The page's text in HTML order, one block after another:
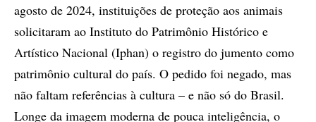
agosto de 2024, instituições de proteção aos animais
solicitaram ao Instituto do Patrimônio Histórico e
Artístico Nacional (Iphan) o registro do jumento como
patrimônio cultural do país. O pedido foi negado, mas
não faltam referências à cultura – e não só do Brasil.
Longe da imagem moderna de pouca inteligência, o